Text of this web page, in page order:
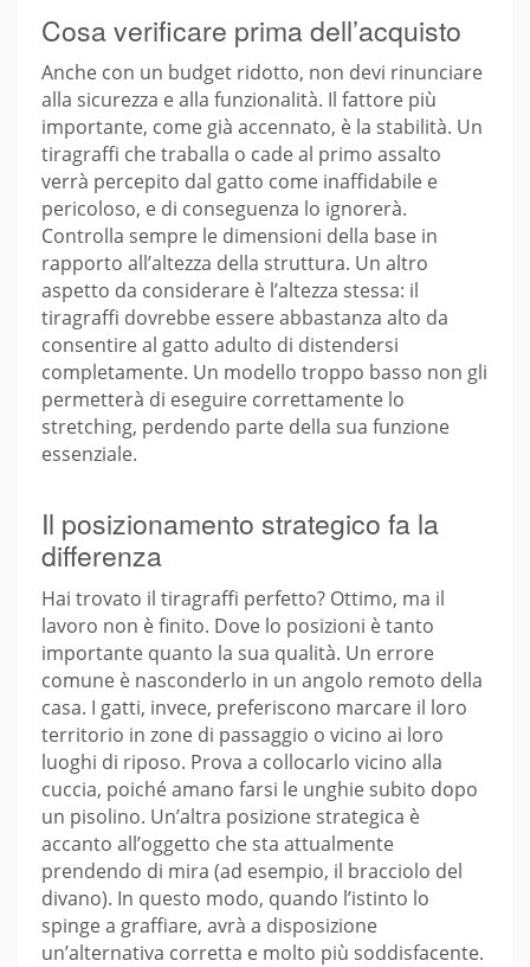
Cosa verificare prima dell’acquisto
Anche con un budget ridotto, non devi rinunciare
alla sicurezza e alla funzionalità. Il fattore più
importante, come già accennato, è la stabilità. Un
tiragraffi che traballa o cade al primo assalto
verrà percepito dal gatto come inaffidabile e
pericoloso, e di conseguenza lo ignorerà.
Controlla sempre le dimensioni della base in
rapporto all’altezza della struttura. Un altro
aspetto da considerare è l’altezza stessa: il
tiragraffi dovrebbe essere abbastanza alto da
consentire al gatto adulto di distendersi
completamente. Un modello troppo basso non gli
permetterà di eseguire correttamente lo
stretching, perdendo parte della sua funzione
essenziale.
Il posizionamento strategico fa la
differenza
Hai trovato il tiragraffi perfetto? Ottimo, ma il
lavoro non è finito. Dove lo posizioni è tanto
importante quanto la sua qualità. Un errore
comune è nasconderlo in un angolo remoto della
casa. I gatti, invece, preferiscono marcare il loro
territorio in zone di passaggio o vicino ai loro
luoghi di riposo. Prova a collocarlo vicino alla
cuccia, poiché amano farsi le unghie subito dopo
un pisolino. Un’altra posizione strategica è
accanto all’oggetto che sta attualmente
prendendo di mira (ad esempio, il bracciolo del
divano). In questo modo, quando l’istinto lo
spinge a graffiare, avrà a disposizione
un’alternativa corretta e molto più soddisfacente.